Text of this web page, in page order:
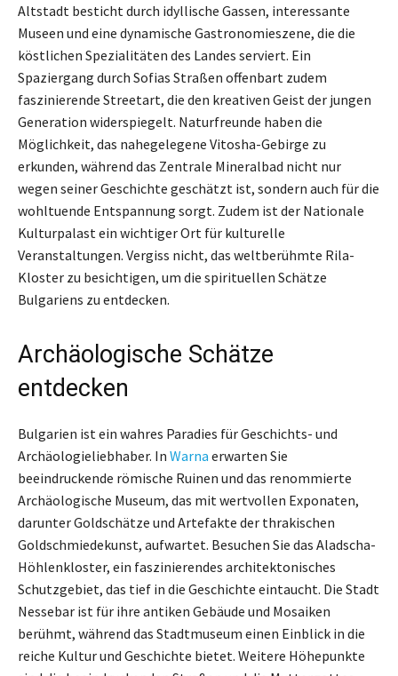
Altstadt besticht durch idyllische Gassen, interessante
Museen und eine dynamische Gastronomieszene, die die
köstlichen Spezialitäten des Landes serviert. Ein
Spaziergang durch Sofias Straßen offenbart zudem
faszinierende Streetart, die den kreativen Geist der jungen
Generation widerspiegelt. Naturfreunde haben die
Möglichkeit, das nahegelegene Vitosha-Gebirge zu
erkunden, während das Zentrale Mineralbad nicht nur
wegen seiner Geschichte geschätzt ist, sondern auch für die
wohltuende Entspannung sorgt. Zudem ist der Nationale
Kulturpalast ein wichtiger Ort für kulturelle
Veranstaltungen. Vergiss nicht, das weltberühmte Rila-
Kloster zu besichtigen, um die spirituellen Schätze
Bulgariens zu entdecken.
Archäologische Schätze
entdecken
Bulgarien ist ein wahres Paradies für Geschichts- und
Archäologieliebhaber. In Warna erwarten Sie
beeindruckende römische Ruinen und das renommierte
Archäologische Museum, das mit wertvollen Exponaten,
darunter Goldschätze und Artefakte der thrakischen
Goldschmiedekunst, aufwartet. Besuchen Sie das Aladscha-
Höhlenkloster, ein faszinierendes architektonisches
Schutzgebiet, das tief in die Geschichte eintaucht. Die Stadt
Nessebar ist für ihre antiken Gebäude und Mosaiken
berühmt, während das Stadtmuseum einen Einblick in die
reiche Kultur und Geschichte bietet. Weitere Höhepunkte